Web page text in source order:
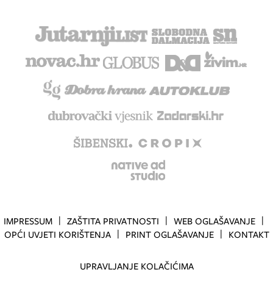
IMPRESSUM ZAŠTITA PRIVATNOSTI
WEB OGLAŠAVANJE
OPĆI UVJETI KORIŠTENJA
PRINT OGLAŠAVANJE KONTAKT
UPRAVLJANJE KOLAČIĆIMA